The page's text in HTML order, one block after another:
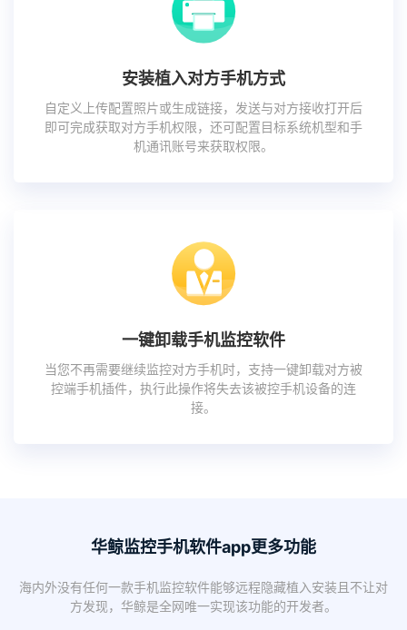
安装植入对方手机方式
自定义上传配置照片或生成链接，发送与对方接收打开后
即可完成获取对方手机权限，还可配置目标系统机型和手
机通讯账号来获取权限。
一键卸载手机监控软件
当您不再需要继续监控对方手机时，支持一键卸载对方被
控端手机插件，执行此操作将失去该被控手机设备的连
接。
华鲸监控手机软件app更多功能
海内外没有任何一款手机监控软件能够远程隐藏植入安装且不让对
方发现，华鲸是全网唯一实现该功能的开发者。